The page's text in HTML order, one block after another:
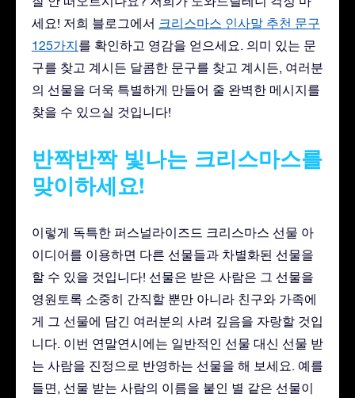
세요! 저희 블로그에서 크리스마스 인사말 추천 문구
125가지를 확인하고 영감을 얻으세요. 의미 있는 문
구를 찾고 계시든 달콤한 문구를 찾고 계시든, 여러분
의 선물을 더욱 특별하게 만들어 줄 완벽한 메시지를
찾을 수 있으실 것입니다!
반짝반짝 빛나는 크리스마스를
맞이하세요!
이렇게 독특한 퍼스널라이즈드 크리스마스 선물 아
이디어를 이용하면 다른 선물들과 차별화된 선물을
할 수 있을 것입니다! 선물은 받은 사람은 그 선물을
영원토록 소중히 간직할 뿐만 아니라 친구와 가족에
게 그 선물에 담긴 여러분의 사려 깊음을 자랑할 것입
니다. 이번 연말연시에는 일반적인 선물 대신 선물 받
는 사람을 진정으로 반영하는 선물을 해 보세요. 예를
들면, 선물 받는 사람의 이름을 붙인 별 같은 선물이